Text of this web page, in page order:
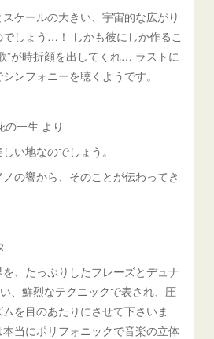
ケールの大きい、宇宙的な広がり
しょう…！ しかも彼にしか作るこ
”が時折顔を出してくれ… ラストに
ンフォニーを聴くようです。
の一生 より
い地なのでしょう。
の響から、そのことが伝わってき
、たっぷりしたフレーズとデュナ
、鮮烈なテクニックで表され、圧
を目のあたりにさせて下さいま
当にポリフォニックで音楽の立体